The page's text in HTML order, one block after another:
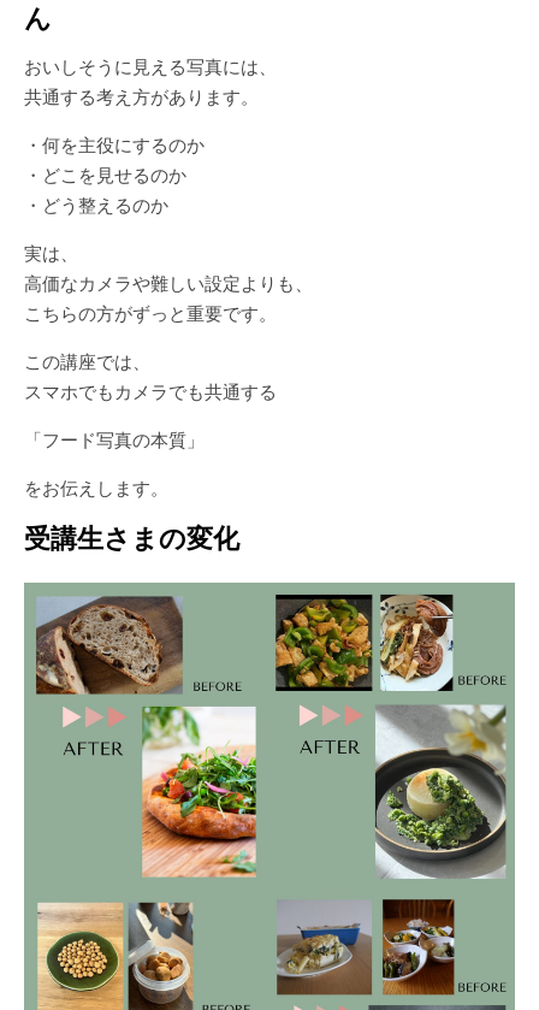
ん
おいしそうに見える写真には、
共通する考え方があります。
・何を主役にするのか
・どこを見せるのか
・どう整えるのか
実は、
高価なカメラや難しい設定よりも、
こちらの方がずっと重要です。
この講座では、
スマホでもカメラでも共通する
「フード写真の本質」
をお伝えします。
受講生さまの変化